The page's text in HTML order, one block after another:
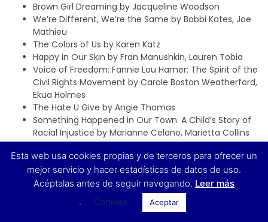
Brown Girl Dreaming by Jacqueline Woodson
We’re Different, We’re the Same by Bobbi Kates, Joe
Mathieu
The Colors of Us by Karen Katz
Happy in Our Skin by Fran Manushkin, Lauren Tobia
Voice of Freedom: Fannie Lou Hamer: The Spirit of the
Civil Rights Movement by Carole Boston Weatherford,
Ekua Holmes
The Hate U Give by Angie Thomas
Something Happened in Our Town: A Child’s Story of
Racial Injustice by Marianne Celano, Marietta Collins
and Ann Hazzard.
Dear White People by Justin Simien, Ian O’Phelan
Harbor Me by Jacqueline Woodson
The Skin I’m In: A First Look at Racism by Pat Thomas,
It’s Okay to be Different by Todd Parr
Esta web usa cookies propias y de terceros para ofrecer un
mejor servicio y hacer estadísticas de datos de uso.
Acéptalas antes de seguir navegando. Leer más
.
Cookies Aceptar